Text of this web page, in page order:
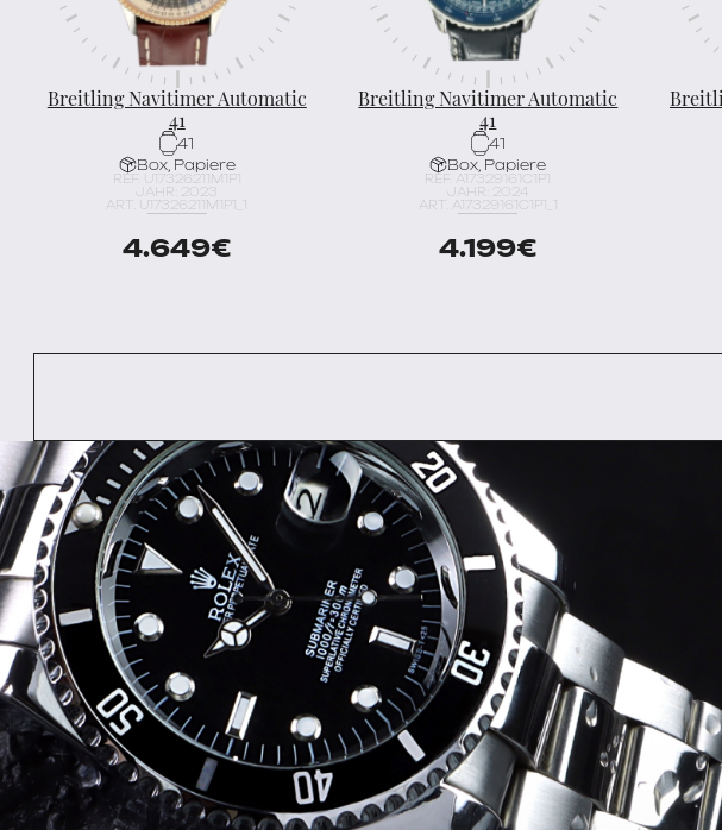
Breitling Navitimer Automatic
41
41
Box, Papiere
REF. U17326211M1P1
JAHR: 2023
ART. U17326211M1P1_1
4.649€
Breitling Navitimer Automatic
41
41
Box, Papiere
REF. A17329161C1P1
JAHR: 2024
ART. A17329161C1P1_1
4.199€